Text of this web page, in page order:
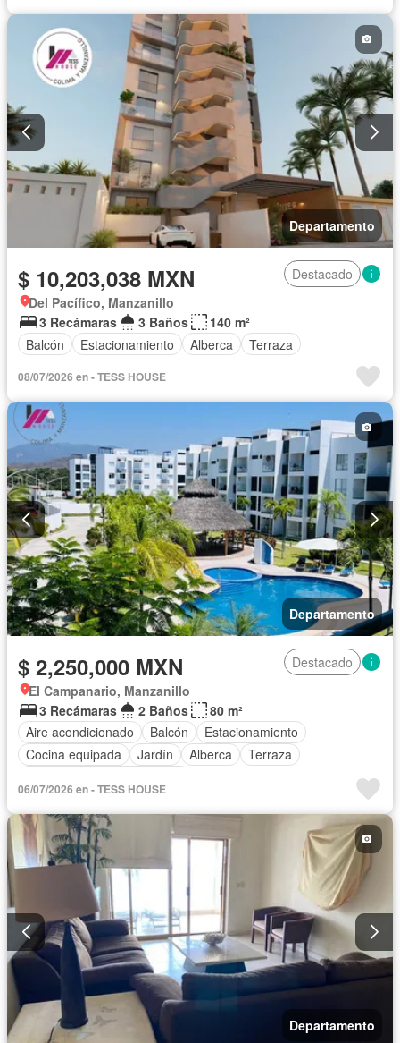
Departamento
$ 10,203,038 MXN
Destacado
Del Pacífico, Manzanillo
3 Recámaras
3 Baños
140 m²
Balcón
Estacionamiento Alberca Terraza
08/07/2026 en - TESS HOUSE
Departamento
$ 2,250,000 MXN
Destacado
El Campanario, Manzanillo
3 Recámaras
2 Baños
80 m²
Aire acondicionado
Balcón
Estacionamiento
Cocina equipada
Jardín Alberca
Terraza
06/07/2026 en - TESS HOUSE
Departamento